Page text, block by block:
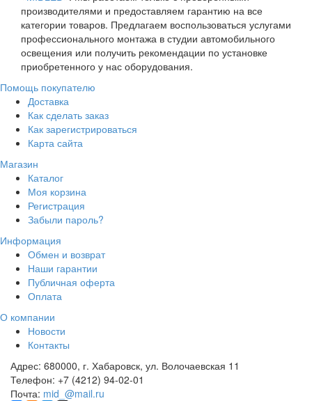
производителями и предоставляем гарантию на все
категории товаров. Предлагаем воспользоваться услугами
профессионального монтажа в студии автомобильного
освещения или получить рекомендации по установке
приобретенного у нас оборудования.
Помощь покупателю
Доставка
Как сделать заказ
Как зарегистрироваться
Карта сайта
Магазин
Каталог
Моя корзина
Регистрация
Забыли пароль?
Информация
Обмен и возврат
Наши гарантии
Публичная оферта
Оплата
О компании
Новости
Контакты
Адрес: 680000, г. Хабаровск, ул. Волочаевская 11
Телефон: +7 (4212) 94-02-01
Почта: mid_@mail.ru